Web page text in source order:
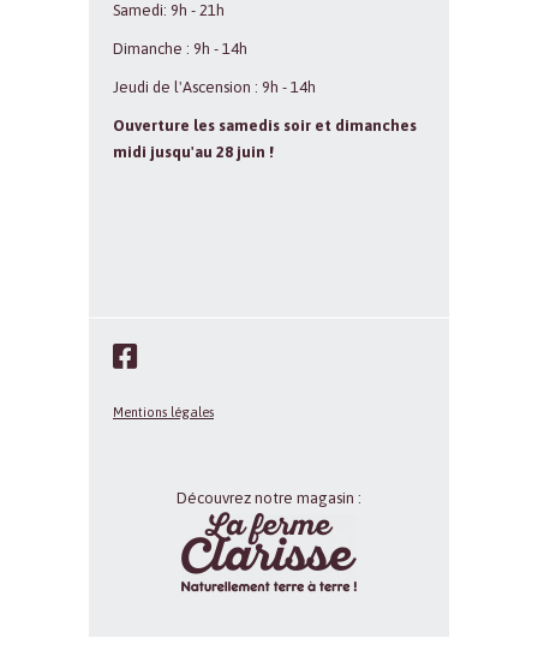
Samedi: 9h - 21h
Dimanche : 9h - 14h
Jeudi de l'Ascension : 9h - 14h
Ouverture les samedis soir et dimanches
midi jusqu'au 28 juin !
Mentions légales
Découvrez notre magasin :